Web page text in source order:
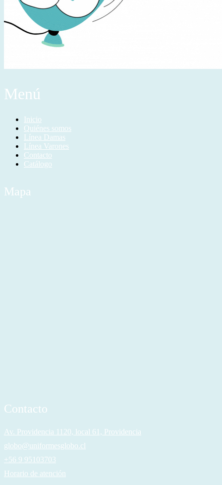
Menú
Inicio
Quiénes somos
Línea Damas
Línea Varones
Contacto
Catálogo
Mapa
Contacto
Av. Providencia 1120, local 61, Providencia
globo@uniformesglobo.cl
+56 9 95103703
Horario de atención